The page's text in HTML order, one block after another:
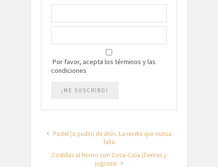
Por favor, acepta los términos y las
condiciones
Pastel (o pudin) de atún. La receta que nunca
falla
Costillas al horno con Coca-Cola ¡Tiernas y
jugosas!